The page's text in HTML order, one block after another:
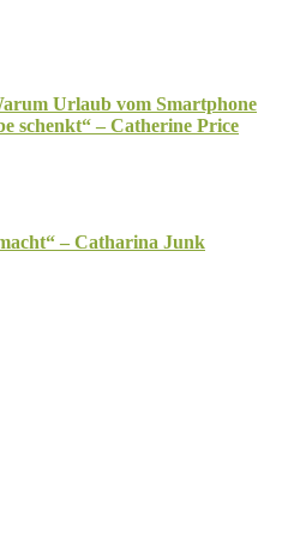
Urlaub vom Smartphone
schenkt“ – Catherine Price
– Catharina Junk